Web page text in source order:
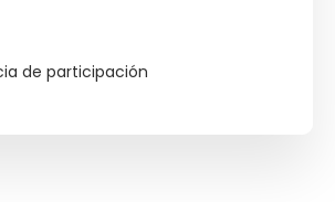
de participación